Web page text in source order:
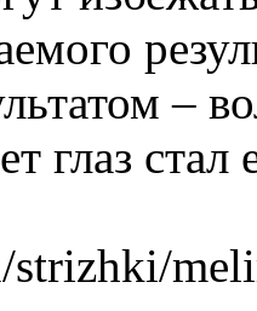
–
глаз
strizhki/